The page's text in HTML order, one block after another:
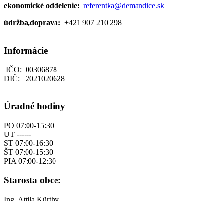
ekonomické oddelenie: referentka@demandice.sk
údržba,doprava: +421 907 210 298
Informácie
IČO: 00306878
DIČ: 2021020628
Úradné hodiny
PO 07:00-15:30
UT ------
ST 07:00-16:30
ŠT 07:00-15:30
PIA 07:00-12:30
Starosta obce:
Ing. Attila Kürthy